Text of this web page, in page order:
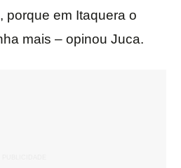
porque em Itaquera o
mais – opinou Juca.